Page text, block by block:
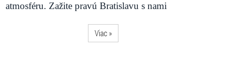
atmosféru. Zažite pravú Bratislavu s nami
Viac »